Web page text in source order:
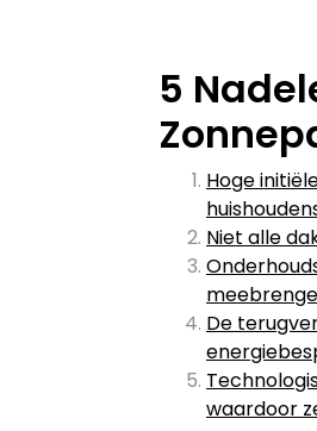
5
Hoge
Niet alle
De
waardoor